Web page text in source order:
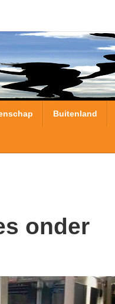
Buitenland
onder